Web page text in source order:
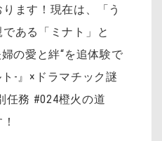
ます！現在は、「う
ある「ミナト」と
婦の愛と絆“を追体験で
ト-』×ドラマチック謎
任務 #024橙火の道